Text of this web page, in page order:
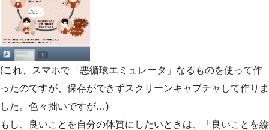
(これ、スマホで「悪循環エミュレータ」なるものを使って作
ったのですが、保存ができずスクリーンキャプチャして作りま
した。色々拙いですが…)
もし、良いことを自分の体質にしたいときは、「良いことを繰